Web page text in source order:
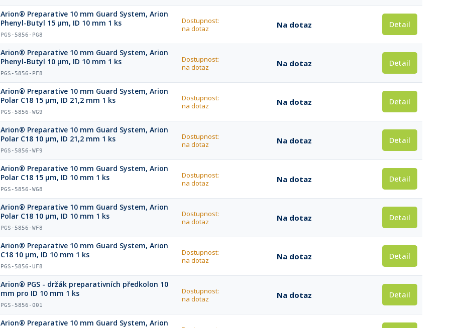
Arion® Preparative 10 mm Guard System, Arion
Phenyl-Butyl 15 µm, ID 10 mm 1 ks
PGS-5856-PG8
Dostupnost:
na dotaz
Na dotaz Detail
Arion® Preparative 10 mm Guard System, Arion
Phenyl-Butyl 10 µm, ID 10 mm 1 ks
PGS-5856-PF8
Dostupnost:
na dotaz
Na dotaz Detail
Arion® Preparative 10 mm Guard System, Arion
Polar C18 15 µm, ID 21,2 mm 1 ks
PGS-5856-WG9
Dostupnost:
na dotaz
Na dotaz Detail
Arion® Preparative 10 mm Guard System, Arion
Polar C18 10 µm, ID 21,2 mm 1 ks
PGS-5856-WF9
Dostupnost:
na dotaz
Na dotaz Detail
Arion® Preparative 10 mm Guard System, Arion
Polar C18 15 µm, ID 10 mm 1 ks
PGS-5856-WG8
Dostupnost:
na dotaz
Na dotaz Detail
Arion® Preparative 10 mm Guard System, Arion
Polar C18 10 µm, ID 10 mm 1 ks
PGS-5856-WF8
Dostupnost:
na dotaz
Na dotaz Detail
Arion® Preparative 10 mm Guard System, Arion
C18 10 µm, ID 10 mm 1 ks
PGS-5856-UF8
Dostupnost:
na dotaz
Na dotaz Detail
Arion® PGS - držák preparativních předkolon 10
mm pro ID 10 mm 1 ks
PGS-5856-001
Dostupnost:
na dotaz
Na dotaz Detail
Arion® Preparative 10 mm Guard System, Arion